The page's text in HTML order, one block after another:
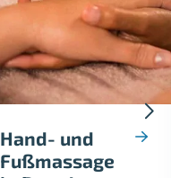
Hand- und
Fußmassage